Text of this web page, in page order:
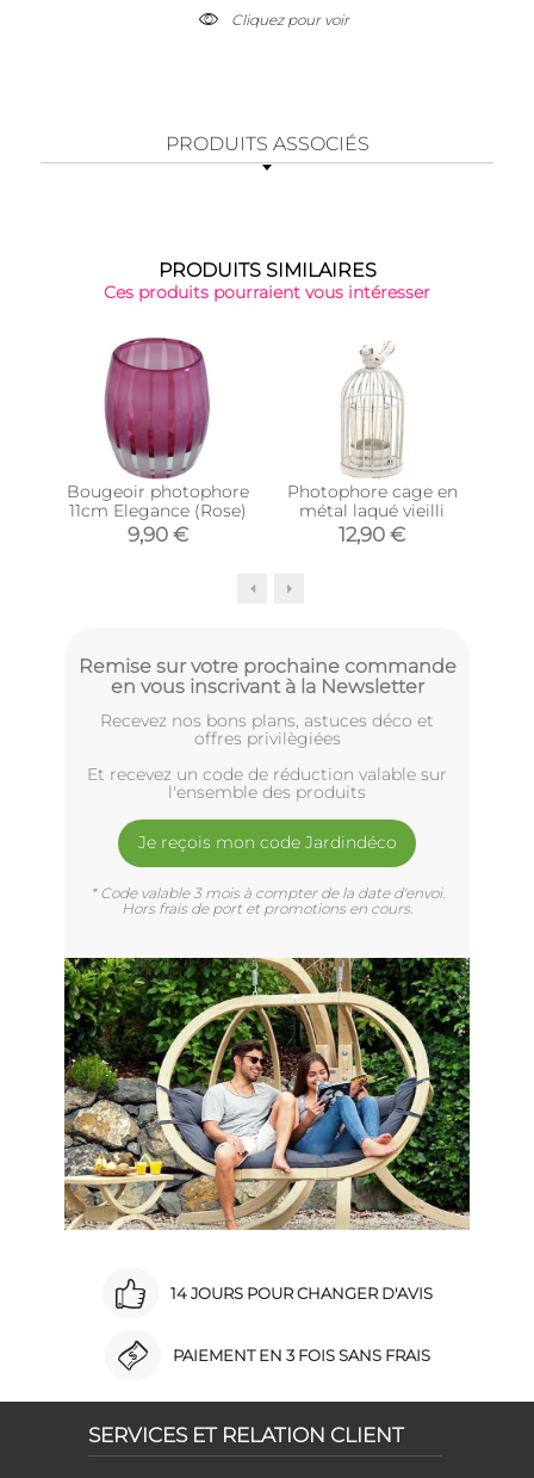
Cliquez pour voir
PRODUITS ASSOCIÉS
PRODUITS SIMILAIRES
Ces produits pourraient vous intéresser
Bougeoir photophore
11cm Elegance (Rose)
9,90 €
Photophore cage en
métal laqué vieilli
12,90 €
Remise sur votre prochaine commande
en vous inscrivant à la Newsletter
Recevez nos bons plans, astuces déco et
offres privilègiées
Et recevez un code de réduction valable sur
l'ensemble des produits
Je reçois mon code Jardindéco
* Code valable 3 mois à compter de la date d'envoi.
Hors frais de port et promotions en cours.
14 JOURS POUR CHANGER D'AVIS
PAIEMENT EN 3 FOIS SANS FRAIS
SERVICES ET RELATION CLIENT